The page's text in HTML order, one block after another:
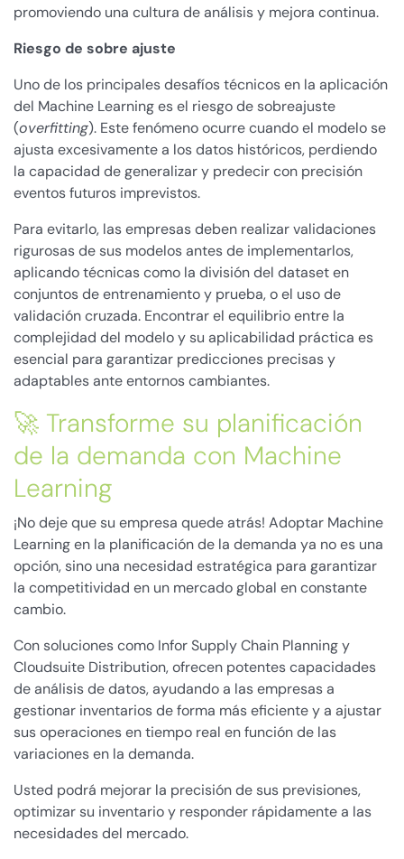
promoviendo una cultura de análisis y mejora continua.
Riesgo de sobre ajuste
Uno de los principales desafíos técnicos en la aplicación
del Machine Learning es el riesgo de sobreajuste
(overfitting). Este fenómeno ocurre cuando el modelo se
ajusta excesivamente a los datos históricos, perdiendo
la capacidad de generalizar y predecir con precisión
eventos futuros imprevistos.
Para evitarlo, las empresas deben realizar validaciones
rigurosas de sus modelos antes de implementarlos,
aplicando técnicas como la división del dataset en
conjuntos de entrenamiento y prueba, o el uso de
validación cruzada. Encontrar el equilibrio entre la
complejidad del modelo y su aplicabilidad práctica es
esencial para garantizar predicciones precisas y
adaptables ante entornos cambiantes.
🚀 Transforme su planificación
de la demanda con Machine
Learning
¡No deje que su empresa quede atrás! Adoptar Machine
Learning en la planificación de la demanda ya no es una
opción, sino una necesidad estratégica para garantizar
la competitividad en un mercado global en constante
cambio.
Con soluciones como Infor Supply Chain Planning y
Cloudsuite Distribution, ofrecen potentes capacidades
de análisis de datos, ayudando a las empresas a
gestionar inventarios de forma más eficiente y a ajustar
sus operaciones en tiempo real en función de las
variaciones en la demanda.
Usted podrá mejorar la precisión de sus previsiones,
optimizar su inventario y responder rápidamente a las
necesidades del mercado.